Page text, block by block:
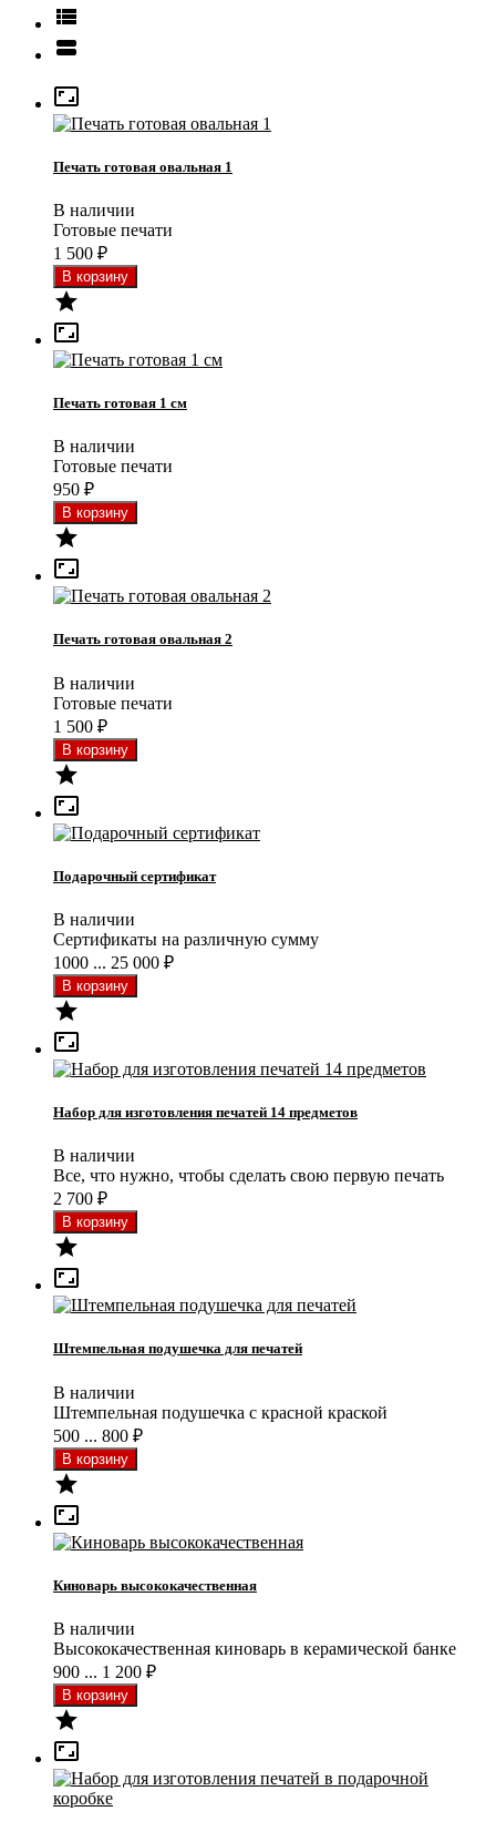



Печать готовая овальная 1
В наличии
Готовые печати
1 500 ₽


Печать готовая 1 см
В наличии
Готовые печати
950 ₽


Печать готовая овальная 2
В наличии
Готовые печати
1 500 ₽


Подарочный сертификат
В наличии
Сертификаты на различную сумму
1000 ... 25 000 ₽


Набор для изготовления печатей 14 предметов
В наличии
Все, что нужно, чтобы сделать свою первую печать
2 700 ₽


Штемпельная подушечка для печатей
В наличии
Штемпельная подушечка с красной краской
500 ... 800 ₽


Киноварь высококачественная
В наличии
Высококачественная киноварь в керамической банке
900 ... 1 200 ₽

